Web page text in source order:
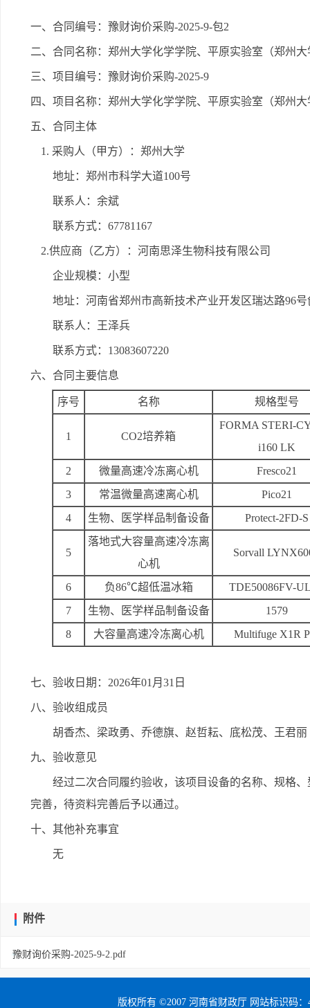
一、合同编号：豫财询价采购-2025-9-包2
二、合同名称：郑州大学化学学院、平原实验室（郑州
三、项目编号：豫财询价采购-2025-9
四、项目名称：郑州大学化学学院、平原实验室（郑州
五、合同主体
1. 采购人（甲方）：郑州大学
地址：郑州市科学大道100号
联系人：余斌
联系方式：67781167
2.供应商（乙方）：河南思泽生物科技有限公司
企业规模：小型
地址：河南省郑州市高新技术产业开发区瑞达路96
联系人：王泽兵
联系方式：13083607220
六、合同主要信息
序号 名称 规格型号
1 CO2培养箱
FORMA STERI-
i160 LK
2
微量高速冷冻离心机
Fresco21
3
常温微量高速离心机
Pico21
4
生物、医学样品制备设备 Protect-2FD-S
5
落地式大容量高速冷冻离
心机
Sorvall
6 负86℃超低温冰箱
TDE50086FV-
7
生物、医学样品制备设备
1579
8
大容量高速冷冻离心机 Multifuge X1R
七、验收日期：2026年01月31日
八、验收组成员
胡香杰、梁政勇、乔德旗、赵哲耘、底松茂、王君丽
九、验收意见
经过二次合同履约验收，该项目设备的名称、规格
完善，待资料完善后予以通过。
十、其他补充事宜
无
附件
豫财询价采购-2025-9-2.pdf
版权所有 ©2007 河南省财政厅 网站标识码：